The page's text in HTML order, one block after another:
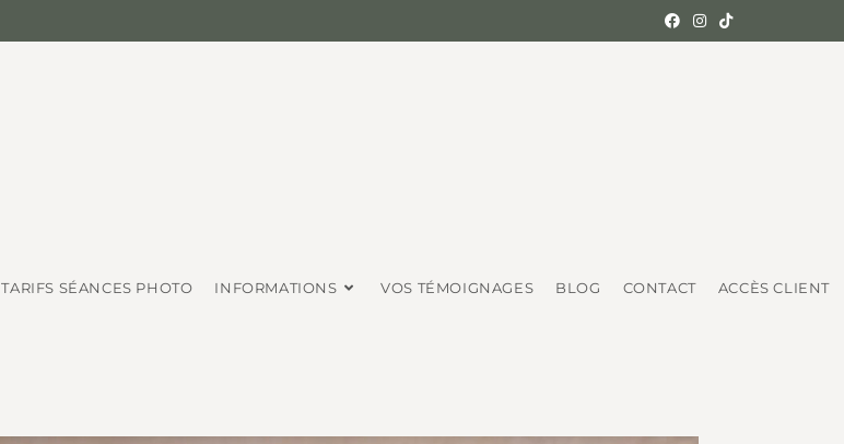
TARIFS SÉANCES PHOTO INFORMATIONS VOS TÉMOIGNAGES BLOG CONTACT ACCÈS CLIENT